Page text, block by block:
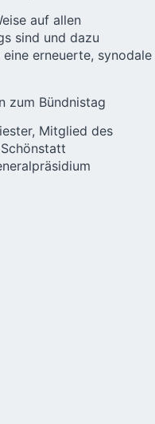
auf allen
sind und dazu
erneuerte, synodale
zum Bündnistag
Mitglied des
Schönstatt